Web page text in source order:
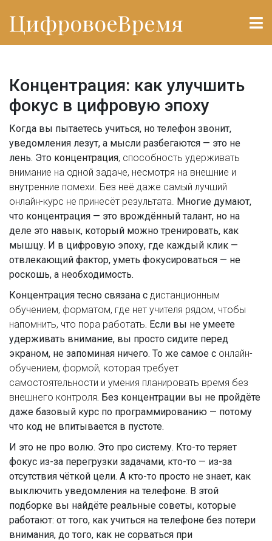
ЦифровоеВремя
Концентрация: как улучшить
фокус в цифровую эпоху
Когда вы пытаетесь учиться, но телефон звонит,
уведомления лезут, а мысли разбегаются — это не
лень. Это концентрация, способность удерживать
внимание на одной задаче, несмотря на внешние и
внутренние помехи. Без неё даже самый лучший
онлайн-курс не принесёт результата. Многие думают,
что концентрация — это врождённый талант, но на
деле это навык, который можно тренировать, как
мышцу. И в цифровую эпоху, где каждый клик —
отвлекающий фактор, уметь фокусироваться — не
роскошь, а необходимость.
Концентрация тесно связана с дистанционным
обучением, форматом, где нет учителя рядом, чтобы
напомнить, что пора работать. Если вы не умеете
удерживать внимание, вы просто сидите перед
экраном, не запоминая ничего. То же самое с онлайн-
обучением, формой, которая требует
самостоятельности и умения планировать время без
внешнего контроля. Без концентрации вы не пройдёте
даже базовый курс по программированию — потому
что код не впитывается в пустоте.
И это не про волю. Это про систему. Кто-то теряет
фокус из-за перегрузки задачами, кто-то — из-за
отсутствия чёткой цели. А кто-то просто не знает, как
выключить уведомления на телефоне. В этой
подборке вы найдёте реальные советы, которые
работают: от того, как учиться на телефоне без потери
внимания, до того, как не сорваться при